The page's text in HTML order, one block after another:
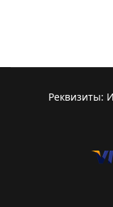
Реквизиты: